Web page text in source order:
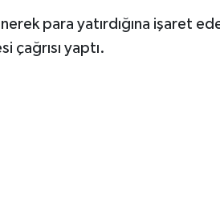
para yatırdığına işaret
çağrısı yaptı.